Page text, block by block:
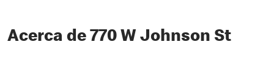
Acerca de 770 W Johnson St